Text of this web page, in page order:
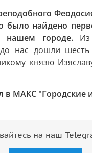
было найдено
нашем городе.
нас дошли
князю
в МАКС "Городские
на наш